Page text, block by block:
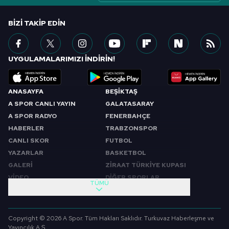
Metnimizi ziyaret edebilirsiniz.
6698 sayılı Kişisel Verilerin Korunması Kanunu uyarınca
hazırlanmış Aydınlatma Metnimizi okumak ve sitemizde
ilgili mevzuata uygun olarak kullanılan çerezlerle ilgili bilgi
almak için lütfen
tıklayınız.
ANASAYFA
A SPOR CANLI YAYIN
A SPOR RADYO
HABERLER
CANLI SKOR
YAZARLAR
GALERİ
VİDEO
BEŞİKTAŞ
GALATASARAY
FENERBAHÇE
TRABZONSPOR
FUTBOL
BASKETBOL
ZİRAAT TÜRKİYE KUPASI
DİĞER SPORLAR
SABAH SPORU
SPOR GÜNDEMİ
FUTBOL
TÜMÜ
BIZI TAKIP EDIN
UYGULAMALARIMIZI İNDİRİN!
Copyright © 2026 A Spor. Tüm Hakları Saklıdır. Turkuvaz Haberleşme ve